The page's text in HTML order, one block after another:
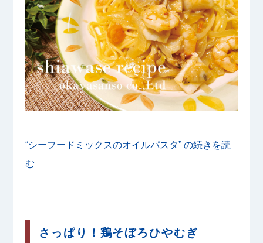
“シーフードミックスのオイルパスタ” の続きを読
む
さっぱり！鶏そぼろひやむぎ